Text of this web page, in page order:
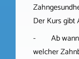
Der Kurs gibt
- Ab wann
welcher